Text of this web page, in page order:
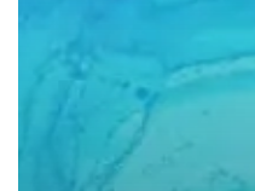
Indonesia